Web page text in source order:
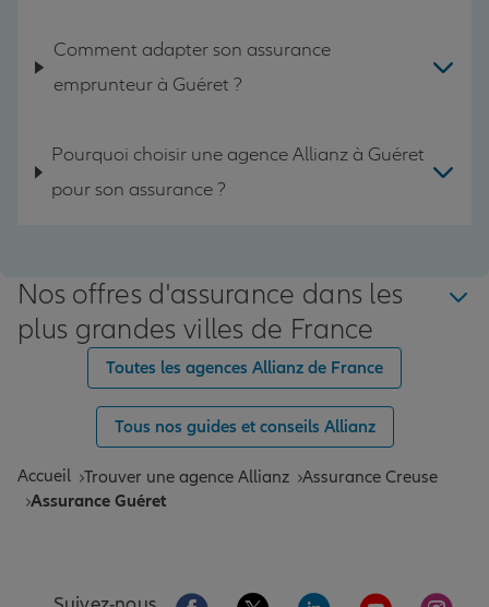
Comment adapter son assurance
emprunteur à Guéret ?
Pourquoi choisir une agence Allianz à Guéret
pour son assurance ?
Nos offres d'assurance dans les
plus grandes villes de France
Toutes les agences Allianz de France
Tous nos guides et conseils Allianz
Accueil Trouver une agence Allianz Assurance Creuse
Assurance Guéret
Aller sur la page Facebook de Allianz
Aller sur la page Twitter de
Aller sur la page
Aller sur la
Aller